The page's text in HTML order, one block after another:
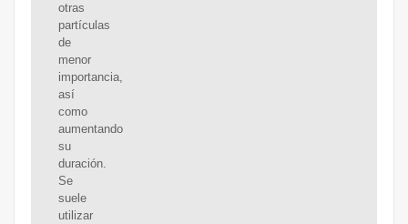
otras
partículas
de
menor
importancia,
así
como
aumentando
su
duración.
Se
suele
utilizar